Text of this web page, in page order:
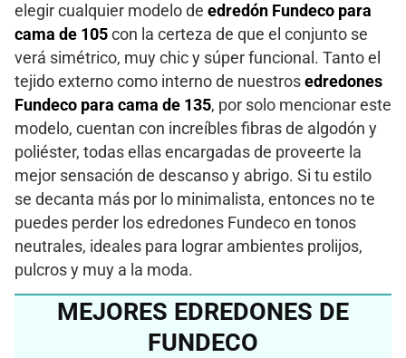
elegir cualquier modelo de edredón Fundeco para
cama de 105 con la certeza de que el conjunto se
verá simétrico, muy chic y súper funcional. Tanto el
tejido externo como interno de nuestros edredones
Fundeco para cama de 135, por solo mencionar este
modelo, cuentan con increíbles fibras de algodón y
poliéster, todas ellas encargadas de proveerte la
mejor sensación de descanso y abrigo. Si tu estilo
se decanta más por lo minimalista, entonces no te
puedes perder los edredones Fundeco en tonos
neutrales, ideales para lograr ambientes prolijos,
pulcros y muy a la moda.
MEJORES EDREDONES DE
FUNDECO